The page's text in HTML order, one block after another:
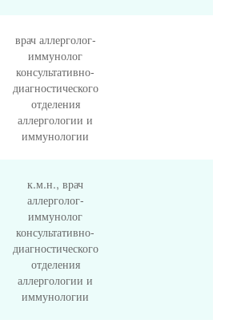
врач аллерголог-
иммунолог
консультативно-
диагностического
отделения
аллергологии и
иммунологии
к.м.н., врач
аллерголог-
иммунолог
консультативно-
диагностического
отделения
аллергологии и
иммунологии